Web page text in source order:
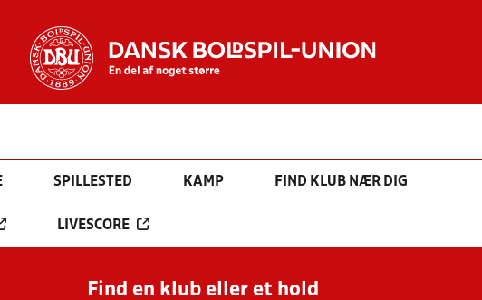
SPILLESTED KAMP FIND KLUB NÆR DIG
LIVESCORE
Find en klub eller et hold